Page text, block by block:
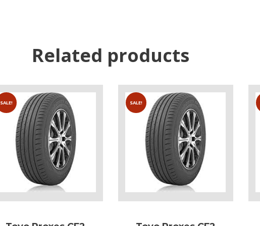
Related products
SALE! SALE!